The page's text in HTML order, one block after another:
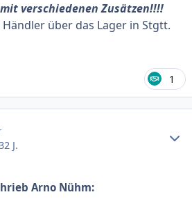
verschiedenen Zusätzen!!!!
über das Lager in Stgtt.
1
2 J.
Arno Nühm: